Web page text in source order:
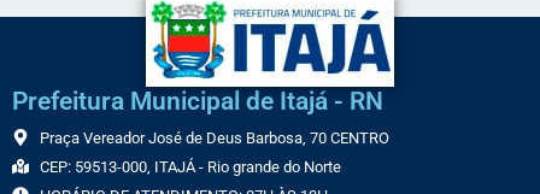
Prefeitura Municipal de Itajá - RN
Praça Vereador José de Deus Barbosa, 70 CENTRO
CEP: 59513-000, ITAJÁ - Rio grande do Norte